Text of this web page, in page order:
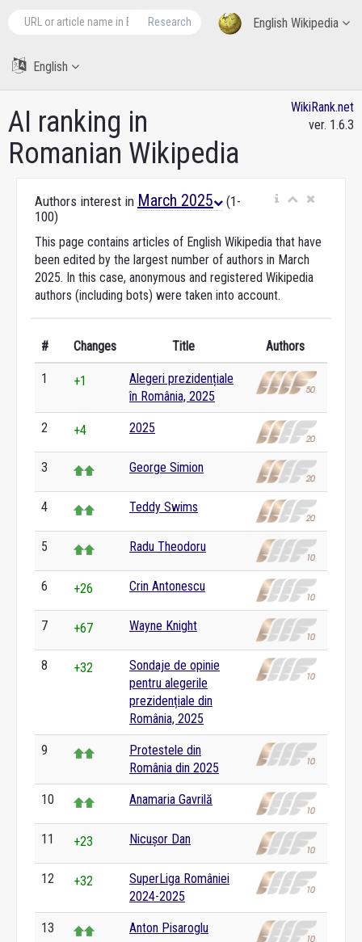
English Wikipedia
Research
English
AI ranking in
Romanian Wikipedia
WikiRank.net
ver. 1.6.3
Authors interest in March 2025
(1-
100)
This page contains articles of English Wikipedia that have
been edited by the largest number of authors in March
2025. In this case, anonymous and registered Wikipedia
authors (including bots) were taken into account.
# Changes Title Authors
1 +1
Alegeri prezidențiale
în România, 2025
2 +4 2025
3 George Simion
4 Teddy Swims
5 Radu Theodoru
6 +26 Crin Antonescu
7 +67 Wayne Knight
8 +32
Sondaje de opinie
pentru alegerile
prezidențiale din
România, 2025
9
Protestele din
România din 2025
10 Anamaria Gavrilă
11 +23 Nicușor Dan
12 +32
SuperLiga României
2024-2025
13 Anton Pisaroglu